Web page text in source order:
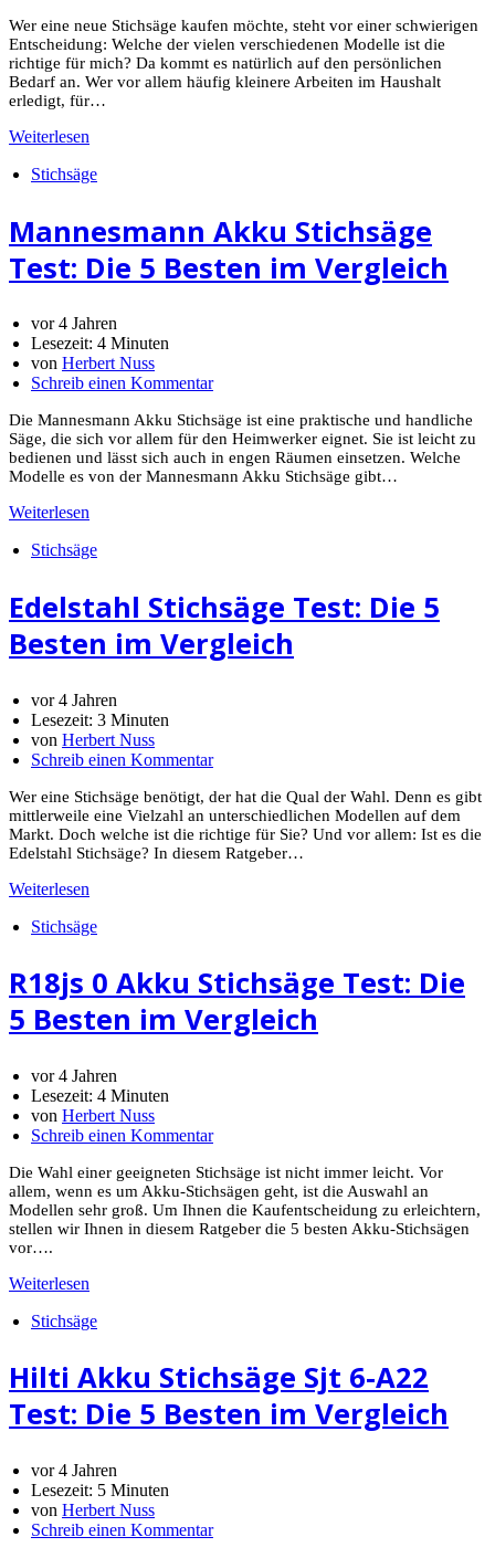
Wer eine neue Stichsäge kaufen möchte, steht vor einer schwierigen
Entscheidung: Welche der vielen verschiedenen Modelle ist die
richtige für mich? Da kommt es natürlich auf den persönlichen
Bedarf an. Wer vor allem häufig kleinere Arbeiten im Haushalt
erledigt, für…
Weiterlesen
Stichsäge
Mannesmann Akku Stichsäge
Test: Die 5 Besten im Vergleich
vor 4 Jahren
Lesezeit: 4 Minuten
von Herbert Nuss
Schreib einen Kommentar
Die Mannesmann Akku Stichsäge ist eine praktische und handliche
Säge, die sich vor allem für den Heimwerker eignet. Sie ist leicht zu
bedienen und lässt sich auch in engen Räumen einsetzen. Welche
Modelle es von der Mannesmann Akku Stichsäge gibt…
Weiterlesen
Stichsäge
Edelstahl Stichsäge Test: Die 5
Besten im Vergleich
vor 4 Jahren
Lesezeit: 3 Minuten
von Herbert Nuss
Schreib einen Kommentar
Wer eine Stichsäge benötigt, der hat die Qual der Wahl. Denn es gibt
mittlerweile eine Vielzahl an unterschiedlichen Modellen auf dem
Markt. Doch welche ist die richtige für Sie? Und vor allem: Ist es die
Edelstahl Stichsäge? In diesem Ratgeber…
Weiterlesen
Stichsäge
R18js 0 Akku Stichsäge Test: Die
5 Besten im Vergleich
vor 4 Jahren
Lesezeit: 4 Minuten
von Herbert Nuss
Schreib einen Kommentar
Die Wahl einer geeigneten Stichsäge ist nicht immer leicht. Vor
allem, wenn es um Akku-Stichsägen geht, ist die Auswahl an
Modellen sehr groß. Um Ihnen die Kaufentscheidung zu erleichtern,
stellen wir Ihnen in diesem Ratgeber die 5 besten Akku-Stichsägen
vor….
Weiterlesen
Stichsäge
Hilti Akku Stichsäge Sjt 6-A22
Test: Die 5 Besten im Vergleich
vor 4 Jahren
Lesezeit: 5 Minuten
von Herbert Nuss
Schreib einen Kommentar